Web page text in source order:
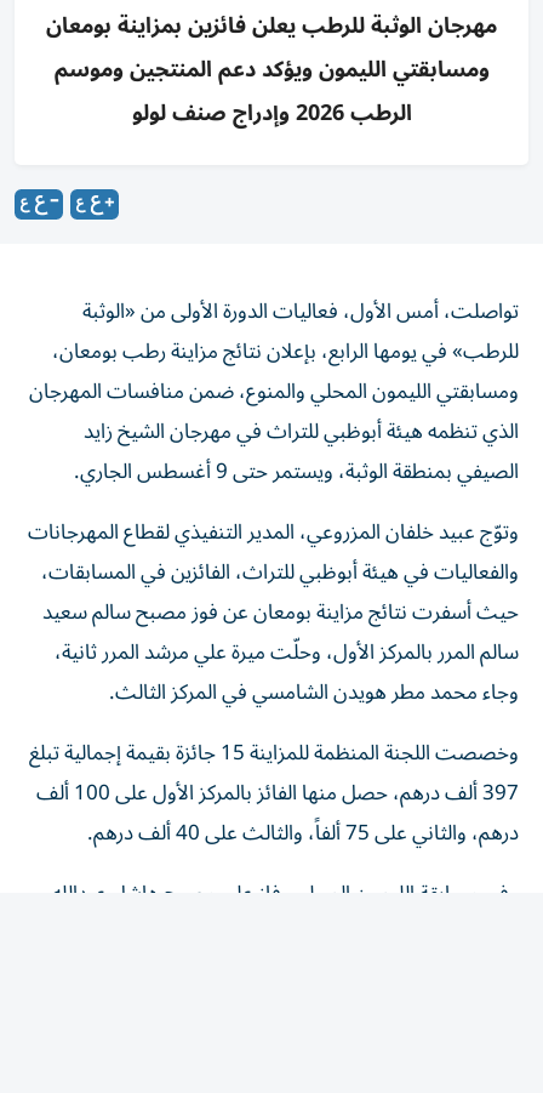
مهرجان الوثبة للرطب يعلن فائزين بمزاينة بومعان
ومسابقتي الليمون ويؤكد دعم المنتجين وموسم
الرطب 2026 وإدراج صنف لولو
تواصلت، أمس الأول، فعاليات الدورة الأولى من «الوثبة
للرطب» في يومها الرابع، بإعلان نتائج مزاينة رطب بومعان،
ومسابقتي الليمون المحلي والمنوع، ضمن منافسات المهرجان
الذي تنظمه هيئة أبوظبي للتراث في مهرجان الشيخ زايد
الصيفي بمنطقة الوثبة، ويستمر حتى 9 أغسطس الجاري.
والفعاليات في هيئة أبوظبي للتراث، الفائزين في المسابقات،
حيث أسفرت نتائج مزاينة بومعان عن فوز مصبح سالم سعيد
سالم المرر بالمركز الأول، وحلّت ميرة علي مرشد المرر ثانية،
وجاء محمد مطر هويدن الشامسي في المركز الثالث.
397 ألف درهم، حصل منها الفائز بالمركز الأول على 100 ألف
درهم، والثاني على 75 ألفاً، والثالث على 40 ألف درهم.